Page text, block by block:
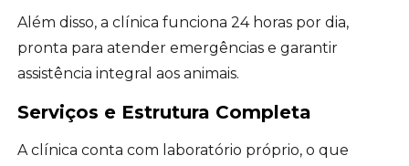
Além disso, a clínica funciona 24 horas por dia,
pronta para atender emergências e garantir
assistência integral aos animais.
Serviços e Estrutura Completa
A clínica conta com laboratório próprio, o que